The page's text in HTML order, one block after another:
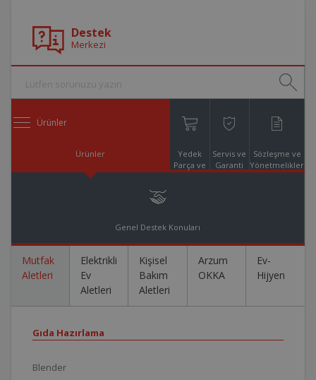
Destek
Merkezi
Ürünler
Ürünler
Yedek
Parça ve
Servis ve
Garanti
Sözleşme ve
Yönetmelikler
Genel Destek Konuları
Mutfak
Aletleri
Elektrikli
Ev
Aletleri
Kişisel
Bakım
Aletleri
Arzum
OKKA
Ev-
Hijyen
Gıda Hazırlama
Blender